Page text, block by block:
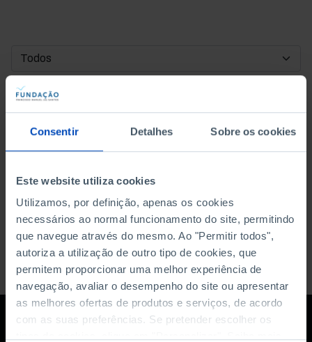
Consentir Detalhes Sobre os cookies
Este website utiliza cookies
Utilizamos, por definição, apenas os cookies
necessários ao normal funcionamento do site, permitindo
que navegue através do mesmo. Ao "Permitir todos",
autoriza a utilização de outro tipo de cookies, que
permitem proporcionar uma melhor experiência de
navegação, avaliar o desempenho do site ou apresentar
as melhores ofertas de produtos e serviços, de acordo
com as suas preferências. Se pretender escolher os
DATA DE INÍCIO
DATA DE FIM